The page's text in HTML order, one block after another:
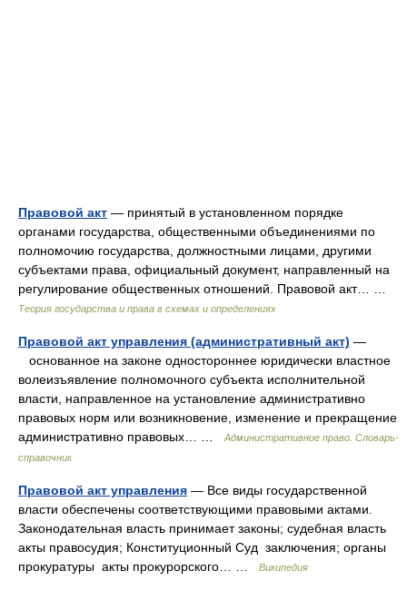
Правовой акт — принятый в установленном порядке
органами государства, общественными объединениями по
полномочию государства, должностными лицами, другими
субъектами права, официальный документ, направленный на
регулирование общественных отношений. Правовой акт… …
Теория государства и права в схемах и определениях
Правовой акт управления (административный акт) —
основанное на законе одностороннее юридически властное
волеизъявление полномочного субъекта исполнительной
власти, направленное на установление административно
правовых норм или возникновение, изменение и прекращение
административно правовых… …
Административное право. Словарь-
справочник
Правовой акт управления — Все виды государственной
власти обеспечены соответствующими правовыми актами.
Законодательная власть принимает законы; судебная власть
акты правосудия; Конституционный Суд заключения; органы
прокуратуры акты прокурорского… …
Википедия